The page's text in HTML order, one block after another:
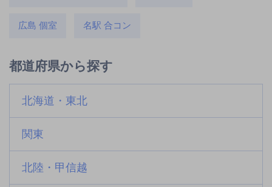
広島 個室 名駅 合コン
都道府県から探す
北海道・東北
関東
北陸・甲信越